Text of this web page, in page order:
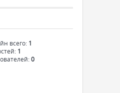
всего: 1
1
0